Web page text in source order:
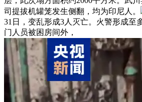
司提拔机罐笼发生侧翻，均为印尼人。
31日，变乱形成3人灭亡。火警形成至
门人员被困房间外，